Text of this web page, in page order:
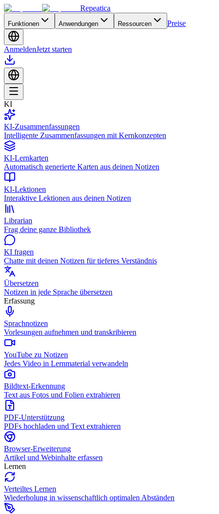
Repeatica
Funktionen Anwendungen Ressourcen Preise
AnmeldenJetzt starten
KI
KI-Zusammenfassungen
Intelligente Zusammenfassungen mit Kernkonzepten
KI-Lernkarten
Automatisch generierte Karten aus deinen Notizen
KI-Lektionen
Interaktive Lektionen aus deinen Notizen
Librarian
Frag deine ganze Bibliothek
KI fragen
Chatte mit deinen Notizen für tieferes Verständnis
Übersetzen
Notizen in jede Sprache übersetzen
Erfassung
Sprachnotizen
Vorlesungen aufnehmen und transkribieren
YouTube zu Notizen
Jedes Video in Lernmaterial verwandeln
Bildtext-Erkennung
Text aus Fotos und Folien extrahieren
PDF-Unterstützung
PDFs hochladen und Text extrahieren
Browser-Erweiterung
Artikel und Webinhalte erfassen
Lernen
Verteiltes Lernen
Wiederholung in wissenschaftlich optimalen Abständen